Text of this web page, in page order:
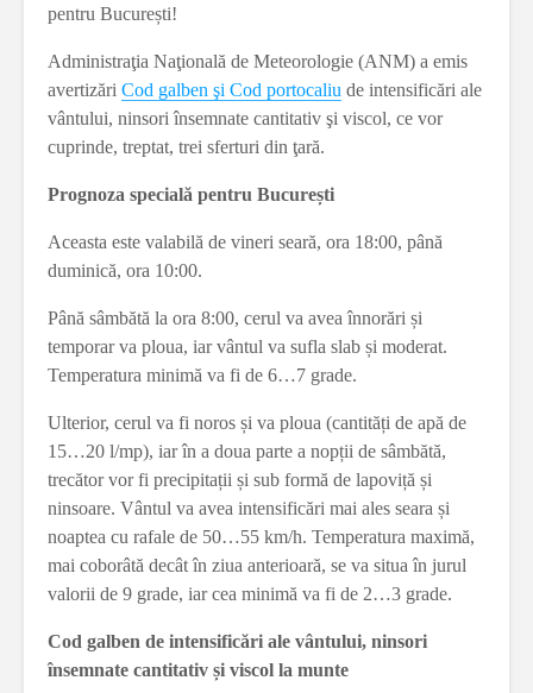
pentru București!
Administraţia Naţională de Meteorologie (ANM) a emis
avertizări Cod galben şi Cod portocaliu de intensificări ale
vântului, ninsori însemnate cantitativ şi viscol, ce vor
cuprinde, treptat, trei sferturi din ţară.
Prognoza specială pentru București
Aceasta este valabilă de vineri seară, ora 18:00, până
duminică, ora 10:00.
Până sâmbătă la ora 8:00, cerul va avea înnorări și
temporar va ploua, iar vântul va sufla slab și moderat.
Temperatura minimă va fi de 6…7 grade.
Ulterior, cerul va fi noros și va ploua (cantități de apă de
15…20 l/mp), iar în a doua parte a nopții de sâmbătă,
trecător vor fi precipitații și sub formă de lapoviță și
ninsoare. Vântul va avea intensificări mai ales seara și
noaptea cu rafale de 50…55 km/h. Temperatura maximă,
mai coborâtă decât în ziua anterioară, se va situa în jurul
valorii de 9 grade, iar cea minimă va fi de 2…3 grade.
Cod galben de intensificări ale vântului, ninsori
însemnate cantitativ și viscol la munte